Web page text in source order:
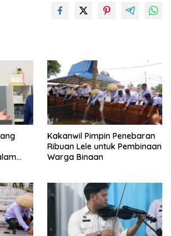
Kakanwil Pimpin Penebaran
Ribuan Lele untuk Pembinaan
Warga Binaan